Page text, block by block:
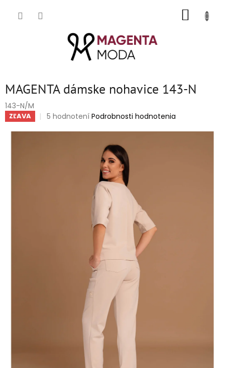
MAGENTA dámske nohavice 143-N
143-N/M
ZĽAVA
Priemerné
produktu
5 hodnotení Podrobnosti hodnotenia